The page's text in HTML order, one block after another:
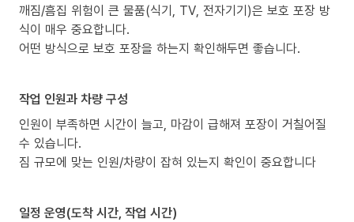
깨짐/흠집 위험이 큰 물품(식기, TV, 전자기기)은 보호 포장 방
식이 매우 중요합니다.
어떤 방식으로 보호 포장을 하는지 확인해두면 좋습니다.
작업 인원과 차량 구성
인원이 부족하면 시간이 늘고, 마감이 급해져 포장이 거칠어질
수 있습니다.
짐 규모에 맞는 인원/차량이 잡혀 있는지 확인이 중요합니다
일정 운영(도착 시간, 작업 시간)